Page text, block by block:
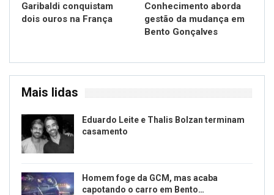
Garibaldi conquistam
dois ouros na França
Conhecimento aborda
gestão da mudança em
Bento Gonçalves
Mais lidas
Eduardo Leite e Thalis Bolzan terminam
casamento
Homem foge da GCM, mas acaba
capotando o carro em Bento…